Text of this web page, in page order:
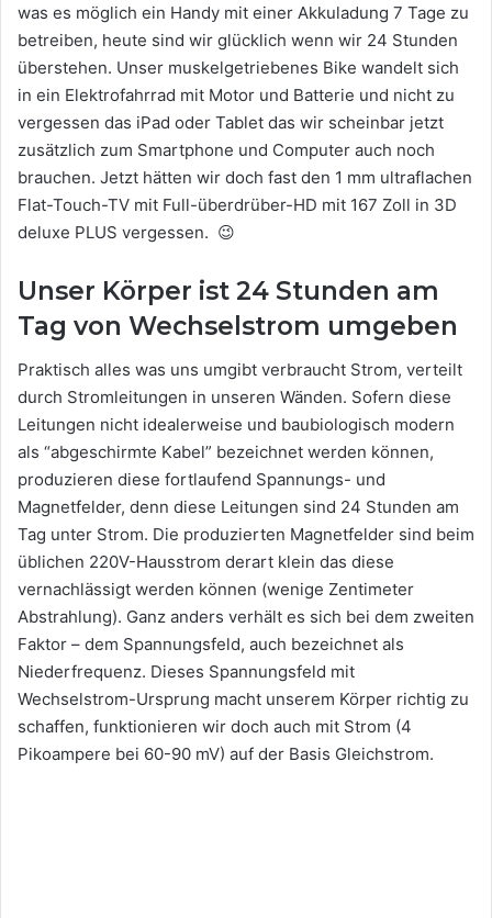
was es möglich ein Handy mit einer Akkuladung 7 Tage zu
betreiben, heute sind wir glücklich wenn wir 24 Stunden
überstehen. Unser muskelgetriebenes Bike wandelt sich
in ein Elektrofahrrad mit Motor und Batterie und nicht zu
vergessen das iPad oder Tablet das wir scheinbar jetzt
zusätzlich zum Smartphone und Computer auch noch
brauchen. Jetzt hätten wir doch fast den 1 mm ultraflachen
Flat-Touch-TV mit Full-überdrüber-HD mit 167 Zoll in 3D
deluxe PLUS vergessen. 😉
Unser Körper ist 24 Stunden am
Tag von Wechselstrom umgeben
Praktisch alles was uns umgibt verbraucht Strom, verteilt
durch Stromleitungen in unseren Wänden. Sofern diese
Leitungen nicht idealerweise und baubiologisch modern
als “abgeschirmte Kabel” bezeichnet werden können,
produzieren diese fortlaufend Spannungs- und
Magnetfelder, denn diese Leitungen sind 24 Stunden am
Tag unter Strom. Die produzierten Magnetfelder sind beim
üblichen 220V-Hausstrom derart klein das diese
vernachlässigt werden können (wenige Zentimeter
Abstrahlung). Ganz anders verhält es sich bei dem zweiten
Faktor – dem Spannungsfeld, auch bezeichnet als
Niederfrequenz. Dieses Spannungsfeld mit
Wechselstrom-Ursprung macht unserem Körper richtig zu
schaffen, funktionieren wir doch auch mit Strom (4
Pikoampere bei 60-90 mV) auf der Basis Gleichstrom.